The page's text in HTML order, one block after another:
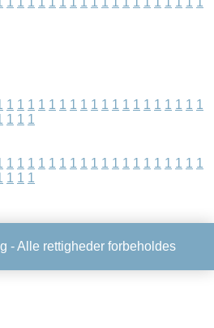
1 1 1 1 1 1 1 1 1 1 1 1 1 1 1 1 1 1 1
1 1 1
1 1 1 1 1 1 1 1 1 1 1 1 1 1 1 1 1 1 1
1 1 1
- Alle rettigheder forbeholdes